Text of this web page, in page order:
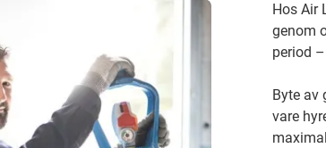
Hos Air
genom
period
Byte av
vare